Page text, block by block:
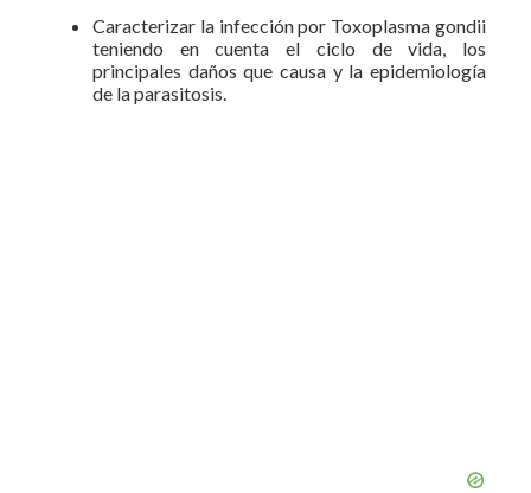
Caracterizar la infección por Toxoplasma gondii
teniendo en cuenta el ciclo de vida, los
principales daños que causa y la epidemiología
de la parasitosis.